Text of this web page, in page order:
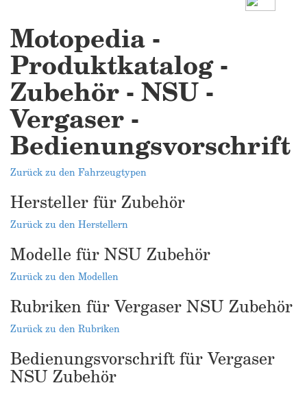
Motopedia -
Produktkatalog -
Zubehör - NSU -
Vergaser -
Bedienungsvorschrift
Zurück zu den Fahrzeugtypen
Hersteller für Zubehör
Zurück zu den Herstellern
Modelle für NSU Zubehör
Zurück zu den Modellen
Rubriken für Vergaser NSU Zubehör
Zurück zu den Rubriken
Bedienungsvorschrift für Vergaser
NSU Zubehör